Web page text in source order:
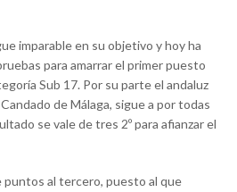
imparable en su objetivo y hoy ha
para amarrar el primer puesto
Sub 17. Por su parte el andaluz
de Málaga, sigue a por todas
se vale de tres 2º para afianzar el
puntos al tercero, puesto al que